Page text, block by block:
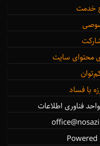
خدمت
محتوای سایت
با فساد
فناوری اطلاعات